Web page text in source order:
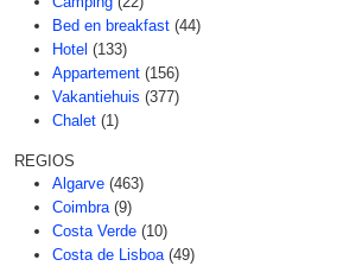
Bed en breakfast (44)
Hotel (133)
Appartement (156)
Vakantiehuis (377)
Chalet (1)
REGIOS
Algarve (463)
Coimbra (9)
Costa Verde (10)
Costa de Lisboa (49)